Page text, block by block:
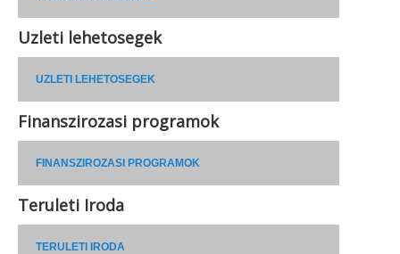
Uzleti lehetosegek
UZLETI LEHETOSEGEK
Finanszirozasi programok
FINANSZIROZASI PROGRAMOK
Teruleti Iroda
TERULETI IRODA